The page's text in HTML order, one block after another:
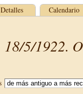
Detalles Calendario
5/1922.